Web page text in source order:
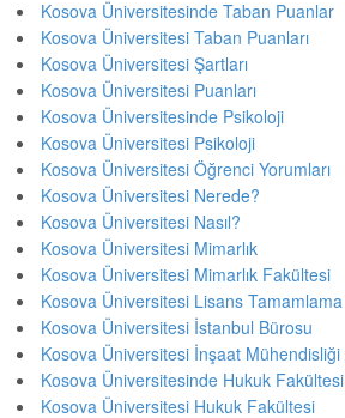
Kosova Üniversitesinde Taban Puanlar
Kosova Üniversitesi Taban Puanları
Kosova Üniversitesi Şartları
Kosova Üniversitesi Puanları
Kosova Üniversitesinde Psikoloji
Kosova Üniversitesi Psikoloji
Kosova Üniversitesi Öğrenci Yorumları
Kosova Üniversitesi Nerede?
Kosova Üniversitesi Nasıl?
Kosova Üniversitesi Mimarlık
Kosova Üniversitesi Mimarlık Fakültesi
Kosova Üniversitesi Lisans Tamamlama
Kosova Üniversitesi İstanbul Bürosu
Kosova Üniversitesi İnşaat Mühendisliği
Kosova Üniversitesinde Hukuk Fakültesi
Kosova Üniversitesi Hukuk Fakültesi